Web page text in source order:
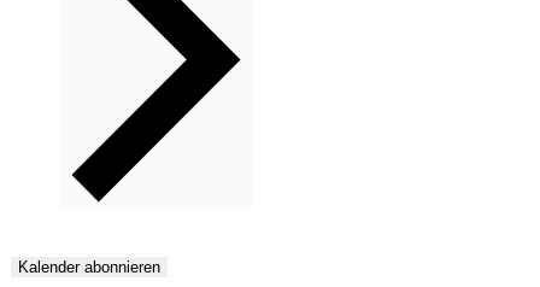
Kalender abonnieren